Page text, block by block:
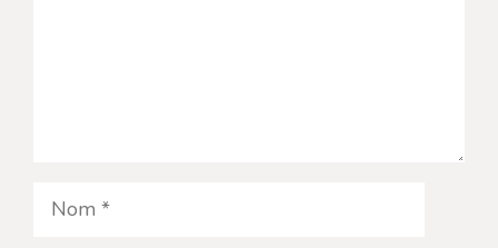
Nom